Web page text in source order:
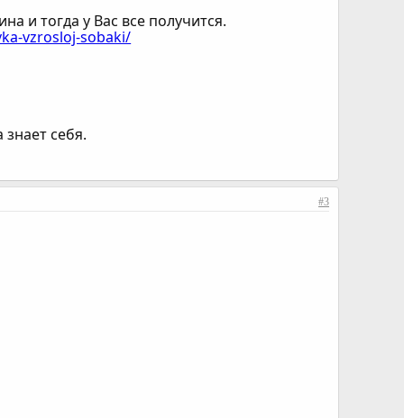
и тогда у Вас все получится.
vzrosloj-sobaki/
себя.
#3